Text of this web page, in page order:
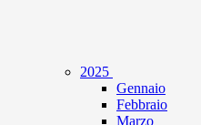
2025
Gennaio
Febbraio
Marzo